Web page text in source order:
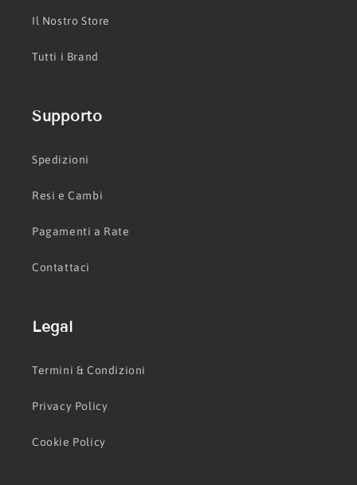
Il Nostro Store
Tutti i Brand
Supporto
Spedizioni
Resi e Cambi
Pagamenti a Rate
Contattaci
Legal
Termini & Condizioni
Privacy Policy
Cookie Policy